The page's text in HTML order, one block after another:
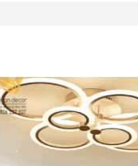
3. Ưu
Tính
Tiết